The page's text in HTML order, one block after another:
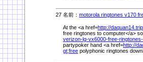
27 名前： motorola ringtones v170
At the <a href=http://
free ringtones to computer</a>
verizon-lg-vx6000-free-
partypoker hand <a href=http://
gt;free polyphonic ringtones